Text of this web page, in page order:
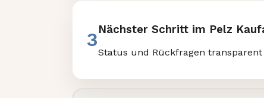
3Nächster Schritt im Pelz
Status und Rückfragen